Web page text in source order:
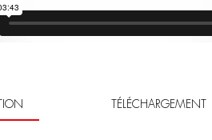
TÉLÉCHARGEMENT